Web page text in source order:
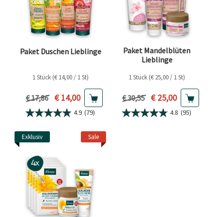
Paket Duschen Lieblinge
1 Stück (€ 14,00 / 1 St)
Vorheriger Preis
€ 17,86 Aktueller Preis
€ 14,00
4.9 (79)
Paket Mandelblüten
Lieblinge
1 Stück (€ 25,00 / 1 St)
Vorheriger Preis
€ 30,55 Aktueller Preis
€ 25,00
4.8 (95)
Sale
Exklusiv